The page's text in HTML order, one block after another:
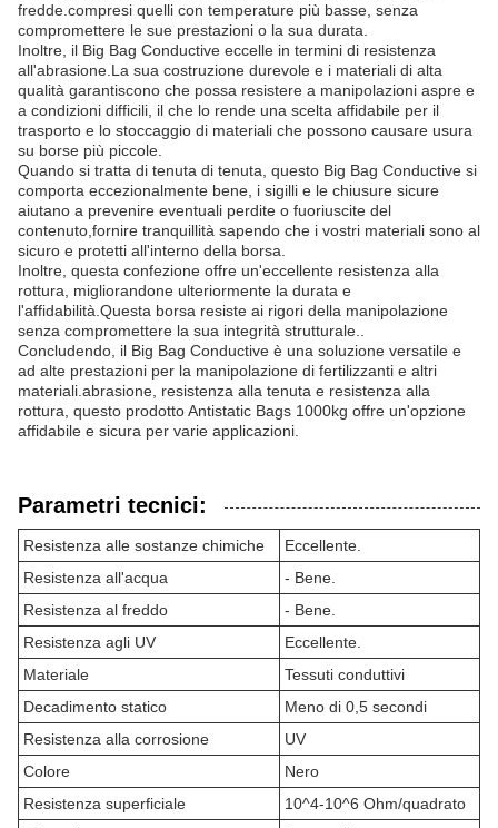
fredde.compresi quelli con temperature più basse, senza
compromettere le sue prestazioni o la sua durata.
Inoltre, il Big Bag Conductive eccelle in termini di resistenza
all'abrasione.La sua costruzione durevole e i materiali di alta
qualità garantiscono che possa resistere a manipolazioni aspre e
a condizioni difficili, il che lo rende una scelta affidabile per il
trasporto e lo stoccaggio di materiali che possono causare usura
su borse più piccole.
Quando si tratta di tenuta di tenuta, questo Big Bag Conductive si
comporta eccezionalmente bene, i sigilli e le chiusure sicure
aiutano a prevenire eventuali perdite o fuoriuscite del
contenuto,fornire tranquillità sapendo che i vostri materiali sono al
sicuro e protetti all'interno della borsa.
Inoltre, questa confezione offre un'eccellente resistenza alla
rottura, migliorandone ulteriormente la durata e
l'affidabilità.Questa borsa resiste ai rigori della manipolazione
senza compromettere la sua integrità strutturale..
Concludendo, il Big Bag Conductive è una soluzione versatile e
ad alte prestazioni per la manipolazione di fertilizzanti e altri
materiali.abrasione, resistenza alla tenuta e resistenza alla
rottura, questo prodotto Antistatic Bags 1000kg offre un'opzione
affidabile e sicura per varie applicazioni.
Parametri tecnici:
Resistenza alle sostanze chimiche
Eccellente.
Resistenza all'acqua
- Bene.
Resistenza al freddo
- Bene.
Resistenza agli UV
Eccellente.
Materiale
Tessuti conduttivi
Decadimento statico
Meno di 0,5 secondi
Resistenza alla corrosione
UV
Colore
Nero
Resistenza superficiale
10^4-10^6 Ohm/quadrato